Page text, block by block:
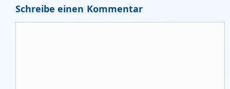
Schreibe einen Kommentar